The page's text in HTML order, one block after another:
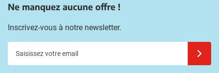
Ne manquez aucune offre !
Inscrivez-vous à notre newsletter.